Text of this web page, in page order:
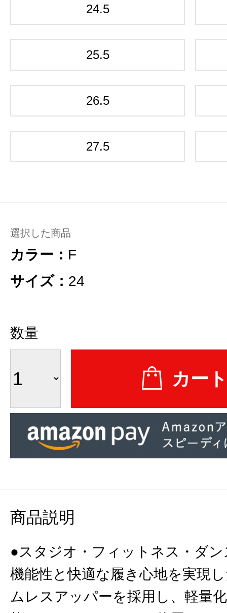
24.5
25.5
26.5
27.5
選択した商品
カラー： F
サイズ： 24
数量
商品説明
●スタジオ・フィットネス・ダ
機能性と快適な履き心地を実現
ムレスアッパーを採用し、軽量